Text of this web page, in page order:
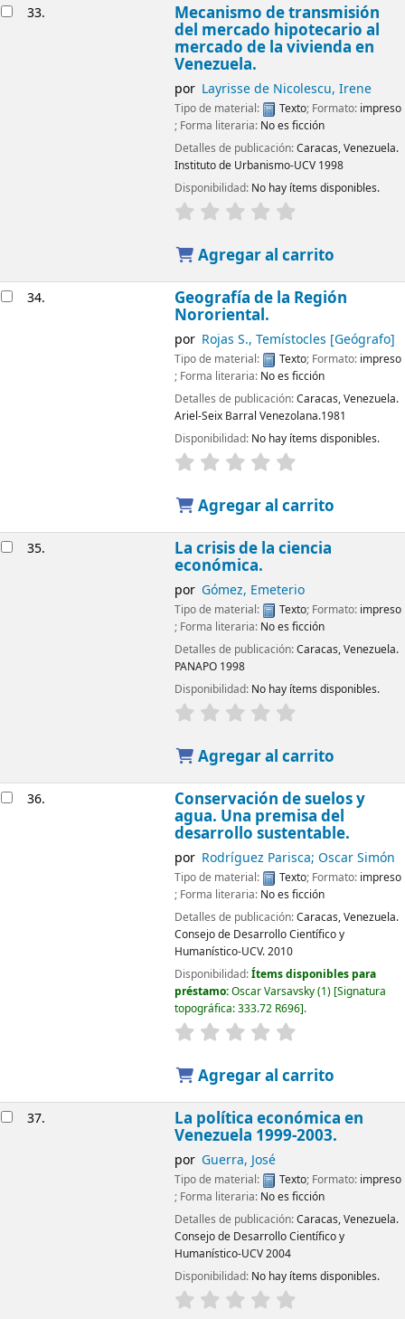
33. Mecanismo de transmisión
del mercado hipotecario al
mercado de la vivienda en
Venezuela.
por Layrisse de Nicolescu, Irene
Tipo de material: Texto; Formato: impreso
; Forma literaria: No es ficción
Detalles de publicación:Caracas, Venezuela.
Instituto de Urbanismo-UCV 1998
Disponibilidad: No hay ítems disponibles.
Agregar al carrito
34. Geografía de la Región
Nororiental.
por Rojas S., Temístocles [Geógrafo]
Tipo de material: Texto; Formato: impreso
; Forma literaria: No es ficción
Detalles de publicación:Caracas, Venezuela.
Ariel-Seix Barral Venezolana.1981
Disponibilidad: No hay ítems disponibles.
Agregar al carrito
35. La crisis de la ciencia
económica.
por Gómez, Emeterio
Tipo de material: Texto; Formato: impreso
; Forma literaria: No es ficción
Detalles de publicación:Caracas, Venezuela.
PANAPO 1998
Disponibilidad: No hay ítems disponibles.
Agregar al carrito
36. Conservación de suelos y
agua. Una premisa del
desarrollo sustentable.
por Rodríguez Parisca; Oscar Simón
Tipo de material: Texto; Formato: impreso
; Forma literaria: No es ficción
Detalles de publicación:Caracas, Venezuela.
Consejo de Desarrollo Científico y
Humanístico-UCV.2010
Disponibilidad:Ítems disponibles para
préstamo:Oscar Varsavsky(1) Signatura
topográfica:333.72 R696 .
Agregar al carrito
37. La política económica en
Venezuela 1999-2003.
por Guerra, José
Tipo de material: Texto; Formato: impreso
; Forma literaria: No es ficción
Detalles de publicación:Caracas, Venezuela.
Consejo de Desarrollo Científico y
Humanístico-UCV2004
Disponibilidad: No hay ítems disponibles.